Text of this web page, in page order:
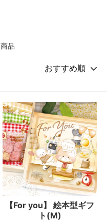
商品
【For you】 絵本型ギフ
ト(M)